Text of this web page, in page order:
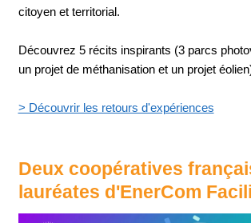
citoyen et territorial.
Découvrez 5 récits inspirants (3 parcs
un projet de méthanisation et un projet
> Découvrir les retours d'expériences
Deux coopératives
lauréates d'EnerCom